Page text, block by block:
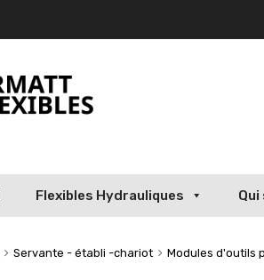
Flexibles Hydrauliques
Servante - établi -chariot Modules d'outils